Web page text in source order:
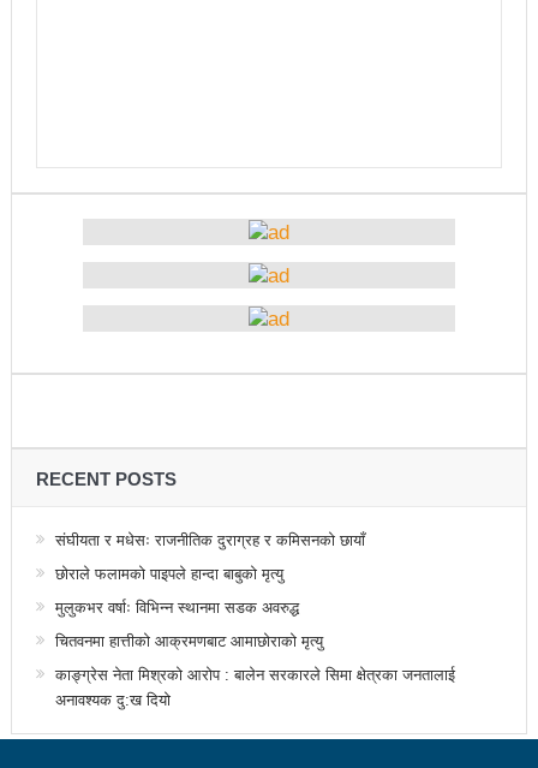
पर्यटन क्षेत्रका समस्या समाधान गर्नेछुः मन्त्री तामाङ
आज भाषा दिवसः बाग्मतीमा नेवारी र तामाङ सरकारी कामकाजी
इमान्दारिताका साथ जनताकाे सेवा गर्न पालिकाका नेता
सूचना प्रविधिका क्षेत्रमा लगानी बढाउन आवश्यक नीति, कानुन
बनाउने काम भइरहेको छः मन्त्री शर्मा
जनकलाकार श्रेष्ठ साँस्कृतिक संस्थानको सञ्चालक सदस्यमा
नियुक्त
उल्लु संरक्षक राजु आचार्यलाई बेलायतमा ह्वाइटली अवार्ड
RECENT POSTS
संघीयता र मधेसः राजनीतिक दुराग्रह र कमिसनको छायाँ
छोराले फलामको पाइपले हान्दा बाबुको मृत्यु
मुलुकभर वर्षाः विभिन्न स्थानमा सडक अवरुद्ध
चितवनमा हात्तीको आक्रमणबाट आमाछोराको मृत्यु
काङ्ग्रेस नेता मिश्रको आरोप : बालेन सरकारले सिमा क्षेत्रका जनतालाई
अनावश्यक दु:ख दियो